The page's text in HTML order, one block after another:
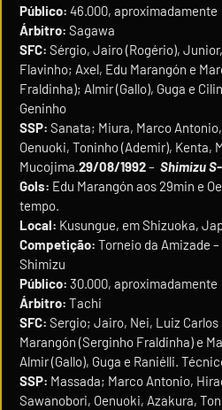
Público: 46.000, aproximadamente
Árbitro: Sagawa
SFC: Sérgio, Jairo (Rogério),
Flavinho; Axel, Edu Marangón e
Fraldinha); Almir (Gallo), Guga e
Geninho
SSP: Sanata; Miura, Marco
Oenuoki, Toninho (Ademir), Kenta,
Mucojima.29/08/1992– Shimizu
Gols: Edu Marangón aos 29min e
tempo.
Local: Kusungue, em Shizuoka,
Competição: Torneio da Amizade
Shimizu
Público: 30.000, aproximadamente
Árbitro: Tachi
SFC: Sergio; Jairo, Nei, Luiz Carlos
Marangón (Serginho Fraldinha) e
Almir (Gallo), Guga e Raniélli.
SSP: Massada; Marco Antonio,
Sawanobori, Oenuoki, Azakura,